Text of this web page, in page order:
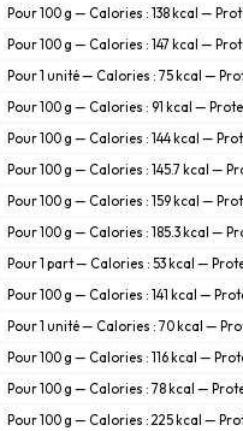
Pour 100 g — Calories : 138 kcal —
Pour 100 g — Calories : 147 kcal —
Pour 1 unité — Calories : 75 kcal —
Pour 100 g — Calories : 91 kcal —
Pour 100 g — Calories : 144 kcal —
Pour 100 g — Calories : 145.7 kcal —
Pour 100 g — Calories : 159 kcal —
Pour 100 g — Calories : 185.3 kcal —
Pour 1 part — Calories : 53 kcal —
Pour 100 g — Calories : 141 kcal —
Pour 1 unité — Calories : 70 kcal —
Pour 100 g — Calories : 116 kcal —
Pour 100 g — Calories : 78 kcal —
Pour 100 g — Calories : 225 kcal —